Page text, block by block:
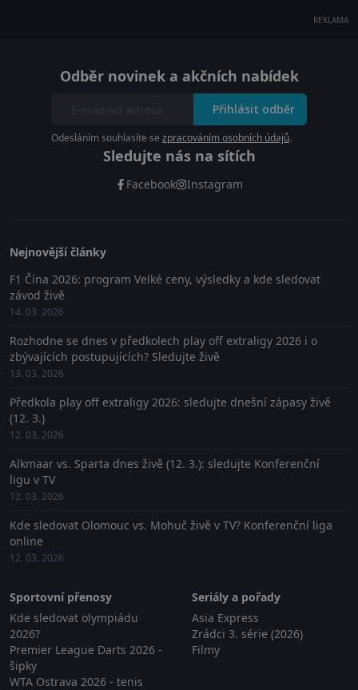
REKLAMA
Odběr novinek a akčních nabídek
Přihlásit odběr
Odesláním souhlasíte se zpracováním osobních údajů.
Sledujte nás na sítích
Facebook Instagram
Nejnovější články
F1 Čína 2026: program Velké ceny, výsledky a kde sledovat
závod živě
14. 03. 2026
Rozhodne se dnes v předkolech play off extraligy 2026 i o
zbývajících postupujících? Sledujte živě
13. 03. 2026
Předkola play off extraligy 2026: sledujte dnešní zápasy živě
(12. 3.)
12. 03. 2026
Alkmaar vs. Sparta dnes živě (12. 3.): sledujte Konferenční
ligu v TV
12. 03. 2026
Kde sledovat Olomouc vs. Mohuč živě v TV? Konferenční liga
online
12. 03. 2026
Sportovní přenosy
Kde sledovat olympiádu
2026?
Premier League Darts 2026 -
šipky
WTA Ostrava 2026 - tenis
Seriály a pořady
Asia Express
Zrádci 3. série (2026)
Filmy